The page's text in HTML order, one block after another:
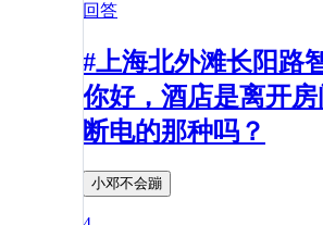
回答
#上海北外滩长阳路
你好，酒店是离开
断电的那种吗？
小邓不会蹦